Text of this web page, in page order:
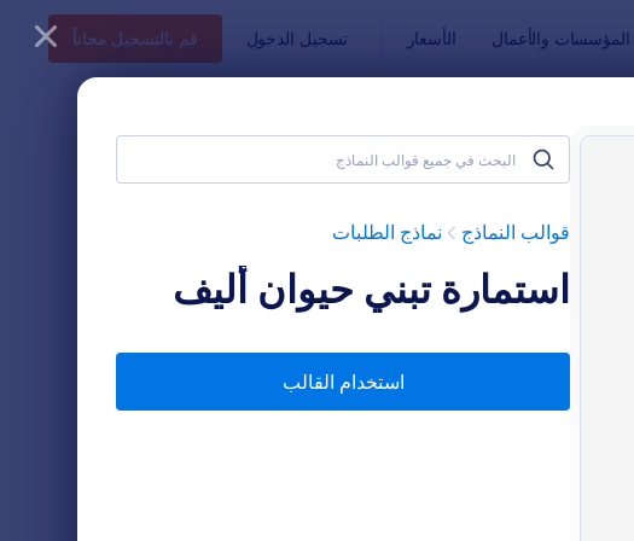
والأعمال الأسعار تسجيل الدخول قم بالتسجيل مجاناً
قوالب النماذج نماذج الطلبات
استمارة تبني حيوان أليف
استخدام القالب